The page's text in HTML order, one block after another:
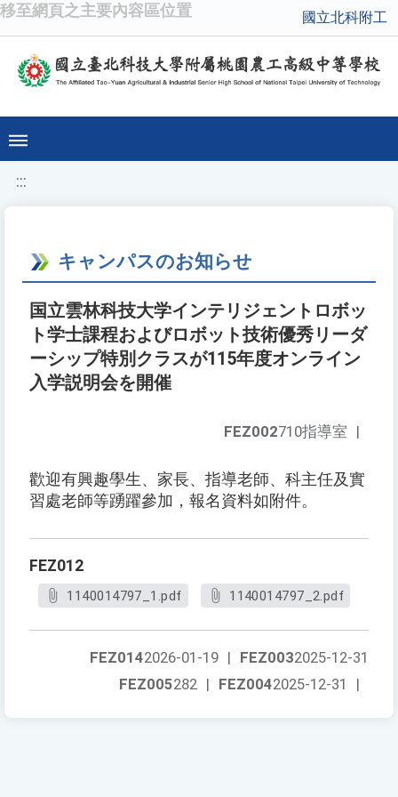
移至網頁之主要內容區位置 國立北科附工
:::
キャンパスのお知らせ
国立雲林科技大学インテリジェントロボッ
ト学士課程およびロボット技術優秀リーダ
ーシップ特別クラスが115年度オンライン
入学説明会を開催
FEZ002710指導室 |
歡迎有興趣學生、家長、指導老師、科主任及實
習處老師等踴躍參加，報名資料如附件。
FEZ012
1140014797_1.pdf 1140014797_2.pdf
FEZ0032025-12-31
FEZ0142026-01-19 |
FEZ0042025-12-31 |
FEZ005282 |